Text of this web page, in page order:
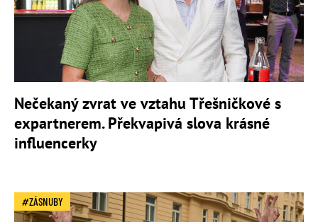
Nečekaný zvrat ve vztahu Třešničkové s
expartnerem. Překvapivá slova krásné
influencerky
ZÁSNUBY